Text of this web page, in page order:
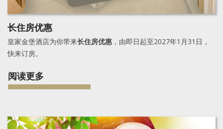
长住房优惠
皇家金堡酒店为你带来长住房优惠 ，由即日起至2027年1月31日，
快来订房。
阅读更多